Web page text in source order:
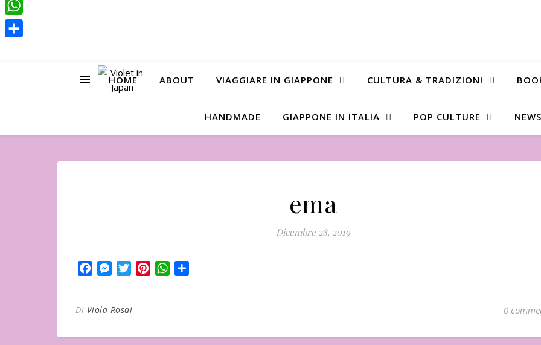
HOME ABOUT VIAGGIARE IN GIAPPONE CULTURA & TRADIZIONI
HANDMADE GIAPPONE IN ITALIA POP CULTURE
ema
Dicembre 28, 2019
FacebookMessenger
TwitterPinterestWhatsApp
Di Viola Rosai 0
WhatsApp